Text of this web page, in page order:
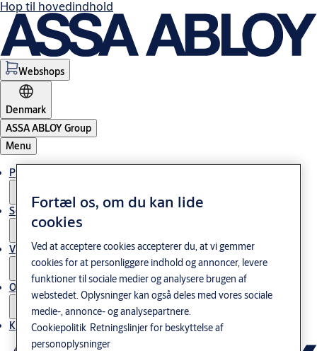
Hop til hovedindhold
Webshops
Denmark
ASSA ABLOY Group
Menu
Produkter og løsninger
Service
Viden og cases
Om os
Kontakt os
Fortæl os, om du kan lide
cookies
Ved at acceptere cookies accepterer du, at vi gemmer
cookies for at personliggøre indhold og annoncer, levere
funktioner til sociale medier og analysere brugen af
webstedet. Oplysninger kan også deles med vores sociale
medie-, annonce- og analysepartnere.
Cookiepolitik Retningslinjer for beskyttelse af
personoplysninger